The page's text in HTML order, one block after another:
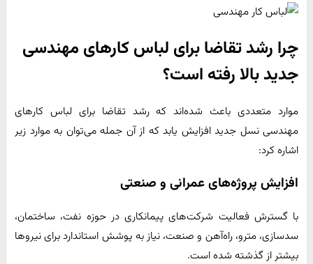
چرا رشد تقاضا برای لباس کارهای مهندسی
جدید بالا رفته است؟
موارد متعددی باعث شده‌اند که رشد تقاضا برای لباس کارهای
مهندسی نسل جدید افزایش یابد که از آن جمله می‌توان به موارد زیر
اشاره کرد:
افزایش پروژه‌های عمرانی و صنعتی
با گسترش فعالیت شرکت‌های پیمانکاری در حوزه نفت، ساختمان،
سدسازی، مترو، راه‌آهن و صنعت، نیاز به پوشش استاندارد برای نیروها
بیشتر از گذشته شده است.